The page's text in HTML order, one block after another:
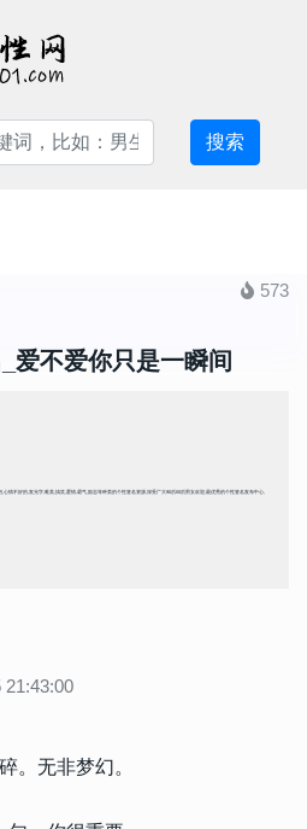
搜索
573
爱不爱你只是一瞬间
情不好的,发光字,唯美,搞笑,爱情,霸气,励志等种类的个性签名资源,深受广大90后00后男女欢迎,最优秀的个性签名发布中心,
21:43:00
。无非梦幻。